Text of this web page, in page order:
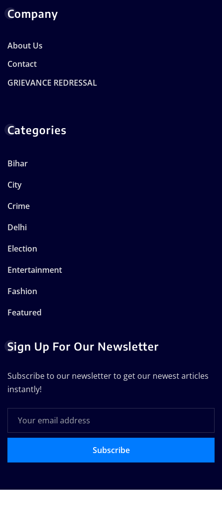
Company
About Us
Contact
GRIEVANCE REDRESSAL
Categories
Bihar
City
Crime
Delhi
Election
Entertainment
Fashion
Featured
Sign Up For Our Newsletter
Subscribe to our newsletter to get our newest articles
instantly!
Subscribe